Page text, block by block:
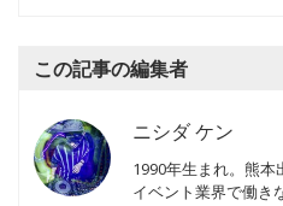
この記事の編集者
ニシダ ケン
1990年生まれ。熊
イベント業界で働き